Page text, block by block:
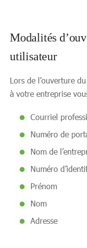
Modalités
utilisateur
Lors de l’ouverture
à votre entreprise
Courriel
Numéro de
Nom de
Numéro
Prénom
Nom
Adresse